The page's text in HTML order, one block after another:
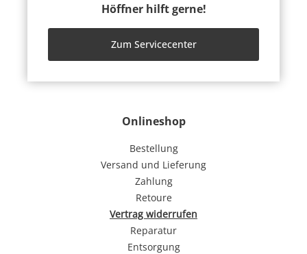
Onlineshop
Bestellung
Versand und Lieferung
Zahlung
Retoure
Vertrag widerrufen
Reparatur
Entsorgung
Höffner hilft gerne!
Zum Servicecenter